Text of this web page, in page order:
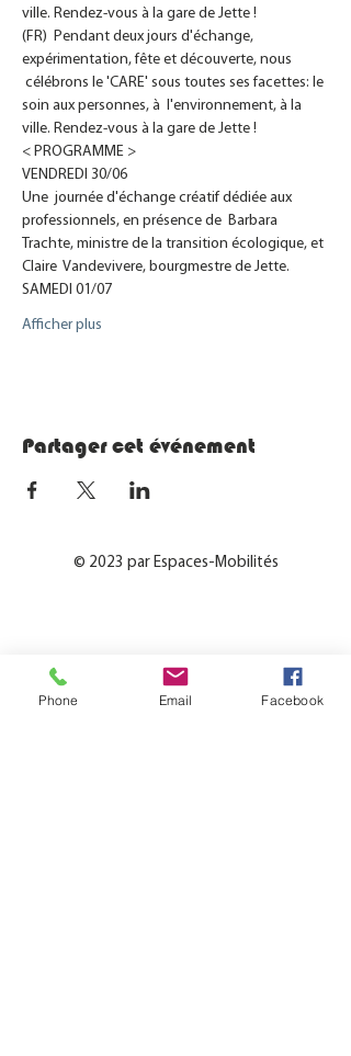
ville. Rendez-vous à la gare de Jette !
(FR)  Pendant deux jours d'échange,
expérimentation, fête et découverte, nous
célébrons le 'CARE' sous toutes ses facettes: le
soin aux personnes, à  l'environnement, à la
ville. Rendez-vous à la gare de Jette !
< PROGRAMME >
VENDREDI 30/06
Une  journée d'échange créatif dédiée aux
professionnels, en présence de  Barbara
Trachte, ministre de la transition écologique, et
Claire  Vandevivere, bourgmestre de Jette.
SAMEDI 01/07
Afficher plus
Partager cet événement
© 2023 par Espaces-Mobilités
Phone Email Facebook